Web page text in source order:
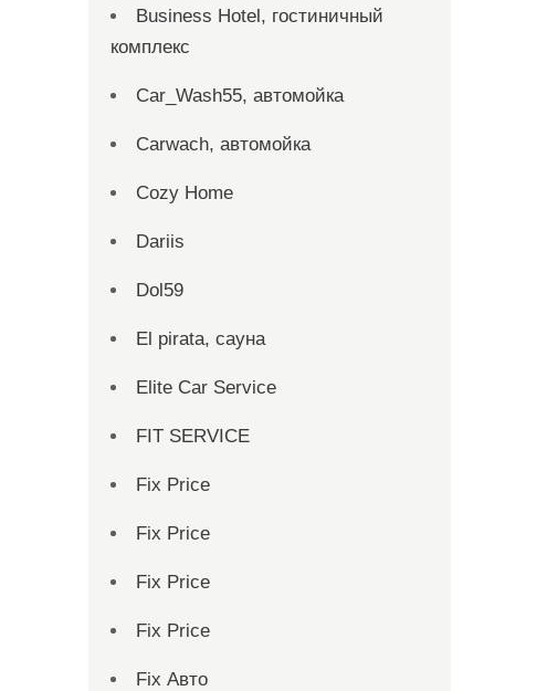
Business Hotel, гостиничный
комплекс
Car_Wash55, автомойка
Carwach, автомойка
Cozy Home
Dariis
Dol59
El pirata, сауна
Elite Car Service
FIT SERVICE
Fix Price
Fix Price
Fix Price
Fix Price
Fix Авто